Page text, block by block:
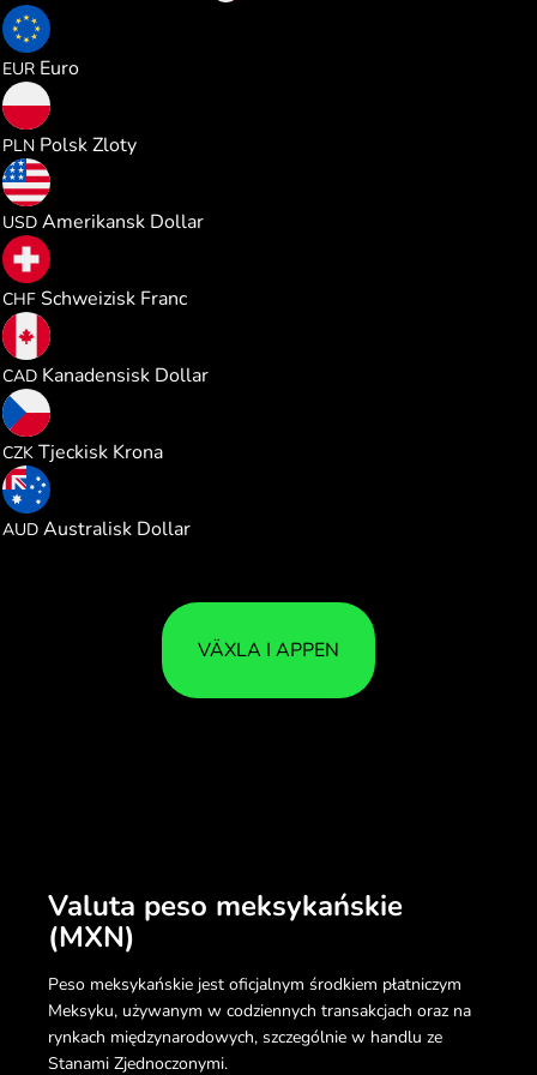
EUR Euro
PLN Polsk Zloty
USD Amerikansk Dollar
CHF Schweizisk Franc
CAD Kanadensisk Dollar
CZK Tjeckisk Krona
AUD Australisk Dollar
VÄXLA I APPEN
Valuta peso meksykańskie
(MXN)
Peso meksykańskie jest oficjalnym środkiem płatniczym
Meksyku, używanym w codziennych transakcjach oraz na
rynkach międzynarodowych, szczególnie w handlu ze
Stanami Zjednoczonymi.